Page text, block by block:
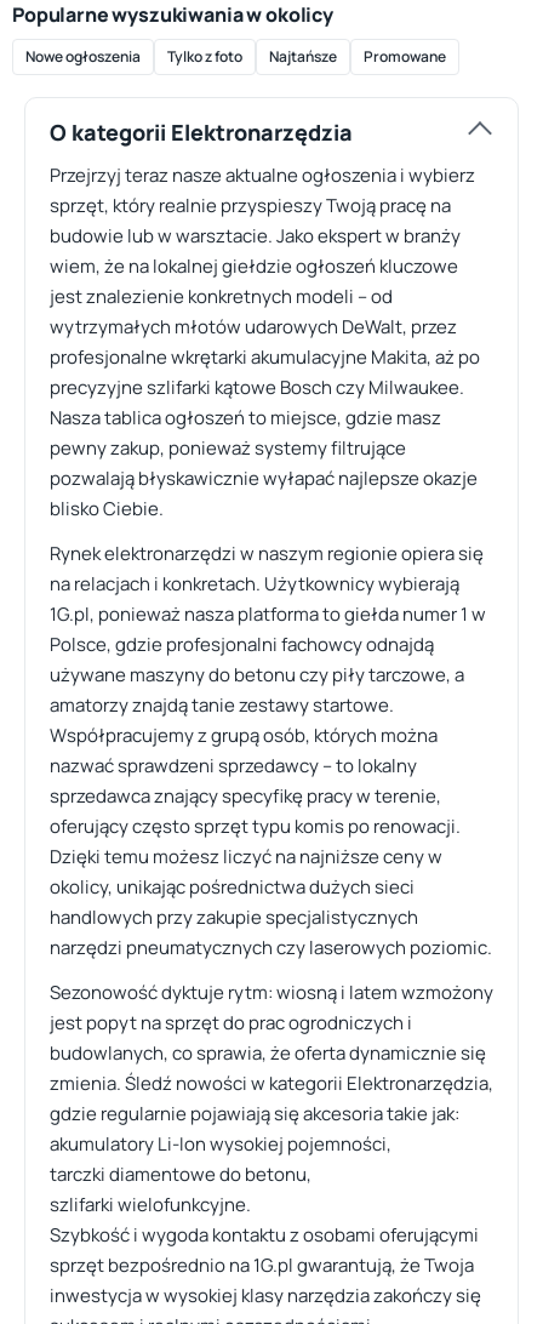
Popularne wyszukiwania w okolicy
Nowe ogłoszenia Tylko z foto Najtańsze Promowane
O kategorii Elektronarzędzia
Przejrzyj teraz nasze aktualne ogłoszenia i wybierz
sprzęt, który realnie przyspieszy Twoją pracę na
budowie lub w warsztacie. Jako ekspert w branży
wiem, że na lokalnej giełdzie ogłoszeń kluczowe
jest znalezienie konkretnych modeli – od
wytrzymałych młotów udarowych DeWalt, przez
profesjonalne wkrętarki akumulacyjne Makita, aż po
precyzyjne szlifarki kątowe Bosch czy Milwaukee.
Nasza tablica ogłoszeń to miejsce, gdzie masz
pewny zakup, ponieważ systemy filtrujące
pozwalają błyskawicznie wyłapać najlepsze okazje
blisko Ciebie.
Rynek elektronarzędzi w naszym regionie opiera się
na relacjach i konkretach. Użytkownicy wybierają
1G.pl, ponieważ nasza platforma to giełda numer 1 w
Polsce, gdzie profesjonalni fachowcy odnajdą
używane maszyny do betonu czy piły tarczowe, a
amatorzy znajdą tanie zestawy startowe.
Współpracujemy z grupą osób, których można
nazwać sprawdzeni sprzedawcy – to lokalny
sprzedawca znający specyfikę pracy w terenie,
oferujący często sprzęt typu komis po renowacji.
Dzięki temu możesz liczyć na najniższe ceny w
okolicy, unikając pośrednictwa dużych sieci
handlowych przy zakupie specjalistycznych
narzędzi pneumatycznych czy laserowych poziomic.
Sezonowość dyktuje rytm: wiosną i latem wzmożony
jest popyt na sprzęt do prac ogrodniczych i
budowlanych, co sprawia, że oferta dynamicznie się
zmienia. Śledź nowości w kategorii Elektronarzędzia,
gdzie regularnie pojawiają się akcesoria takie jak:
akumulatory Li-Ion wysokiej pojemności,
tarczki diamentowe do betonu,
szlifarki wielofunkcyjne.
Szybkość i wygoda kontaktu z osobami oferującymi
sprzęt bezpośrednio na 1G.pl gwarantują, że Twoja
inwestycja w wysokiej klasy narzędzia zakończy się